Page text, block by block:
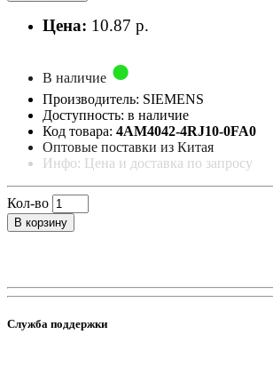
Цена: 10.87 р.
В наличие
Производитель: SIEMENS
Доступность: в наличие
Код товара: 4AM4042-4RJ10-0FA0
Оптовые поставки из Китая
Инфо: Цена и доставка по запросу
Кол-во
В корзину
Служба поддержки